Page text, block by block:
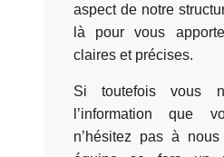
aspect de notre
là pour vous
claires et précises.
Si toutefois vous
l’information que
n’hésitez pas à